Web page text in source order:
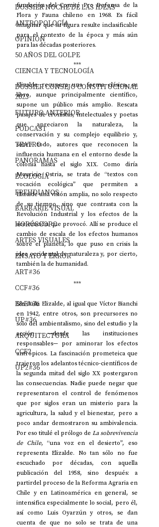
DOSSIER NOCHE DE LAS IDEAS
ANTROPOLOGÍA
OPINIÓN
50 AÑOS DEL GOLPE
CIENCIA Y TECNOLOGÍA
DOSSIER CONSEJO CONSTITUCIONAL
2023
FUTURO ANTERIOR
PODCAST
TEATRO
PANORAMAS
ECOLOGÍA
FREUDIANOS
BARBARIE VISUAL
HORÓSCOPO
ARTES VISUALES
ENSAYO Y ERROR
ART#36
CCF#36
E&E#36
UP#36
ARQUITECTURA
CCF2
UP2#36
fundación del Comité Pro Defensa de la
Flora y Fauna chileno en 1968. Es fácil
imaginar que su figura resulte inclasificable
para el contexto de la época y más aún
para las décadas posteriores.
***
Elizalde recupera una forma clásica, su
libro, aunque principalmente científico,
supone un público más amplio. Rescata
pasajes de cronistas, intelectuales y poetas
que apreciaron la naturaleza, la
conservación y su complejo equilibrio y,
sobre todo, autores que reconocen la
influencia humana en el entorno desde la
colonia hasta el siglo XIX. Como diría
Mauricio Ostria, se trata de “textos con
vocación ecológica” que permiten a
Elizalde una visión amplia, no solo respecto
de su tiempo, sino que contrasta con la
Revolución Industrial y los efectos de la
aceleración que provocó. Allí se produce el
cambio de escala de los efectos humanos
sobre el planeta, lo que puso en crisis la
idea occidental de naturaleza y, por cierto,
también la de humanidad.
***
Sin duda Elizalde, al igual que Víctor Bianchi
en 1942, entre otros, son precursores no
solo del ambientalismo, sino del estudio y la
acción —desde las instituciones
responsables— por aminorar los efectos
antrópicos. La fascinación prometeica que
trajeron los adelantos técnico-científicos de
la segunda mitad del siglo XX postergaron
las consecuencias. Nadie puede negar que
representaron el control de fenómenos
que por siglos eran un misterio para la
agricultura, la salud y el bienestar, pero a
poco andar demostraron su ambivalencia.
Por eso titulé el prólogo de La sobrevivencia
de Chile, “una voz en el desierto”, eso
representa Elizalde. No tan sólo no fue
escuchado por décadas, con aquella
publicación del 1958, sino después: a
partirdel proceso de la Reforma Agraria en
Chile y en Latinoamérica en general, se
intensifica especialmente lo social, pero él,
así como Luis Oyarzún y otros, se dan
cuenta de que no solo se trata de una